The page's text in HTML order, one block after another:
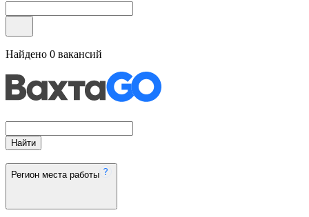
Найдено 0 вакансий
Найти
Регион места работы